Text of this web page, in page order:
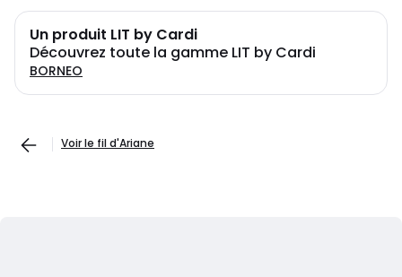
Un produit LIT by Cardi
Découvrez toute la gamme LIT by Cardi
BORNEO
Voir le fil d'Ariane